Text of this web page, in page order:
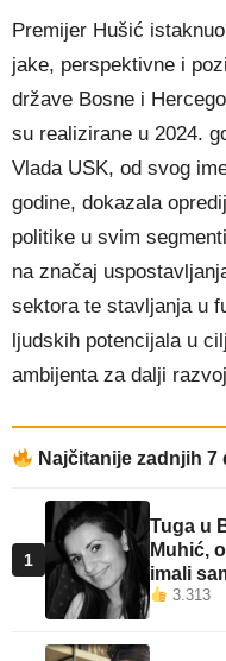
Premijer Hušić
jake, perspektivne i
države Bosne i
su realizirane u 2024.
Vlada USK, od svog
godine, dokazala
politike u svim
na značaj
sektora te stavljanja u
ljudskih potencijala u
ambijenta za dalji
Najčitanije zadnjih 7
1
Tuga u
Muhić,
imali
3.313